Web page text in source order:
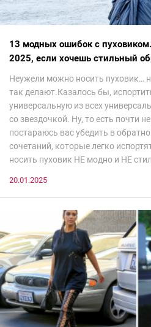
13 модных ошибок с
2025, если хочешь стильный
Неужели можно носить пуховик…
так делают.Казалось бы,
универсальную из всех
со звездочкой. Ну, то есть почти
постараюсь вас убедить в
сочетаний, которые легко
носить пуховик НЕ модно и НЕ
20.01.2025